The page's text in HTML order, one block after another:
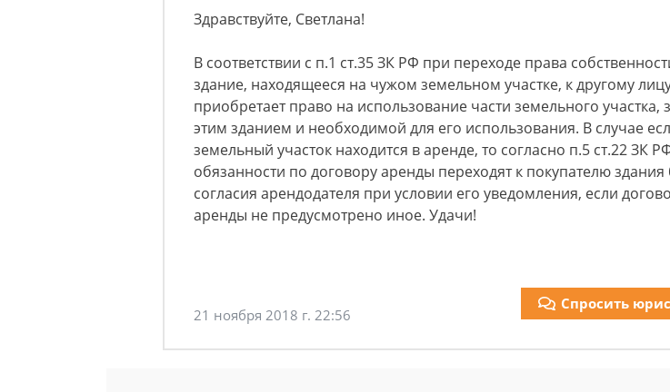
Здравствуйте, Светлана!
В соответствии с п.1 ст.35 ЗК РФ при переходе права
здание, находящееся на чужом земельном участке, к другому
приобретает право на использование части земельного участка,
этим зданием и необходимой для его использования. В случае
земельный участок находится в аренде, то согласно п.5 ст.22 ЗК
обязанности по договору аренды переходят к покупателю здания
согласия арендодателя при условии его уведомления, если
аренды не предусмотрено иное. Удачи!
21 ноября 2018 г. 22:56
Спросить